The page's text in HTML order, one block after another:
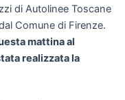
di Autolinee Toscane
Comune di Firenze.
mattina al
realizzata la